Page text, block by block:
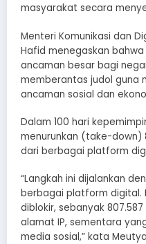
masyarakat secara
Menteri Komunikasi dan
Hafid menegaskan
ancaman besar bagi
memberantas judol guna
ancaman sosial dan
Dalam 100 hari
menurunkan (take-down)
dari berbagai platform
“Langkah ini dijalankan
berbagai platform digital.
diblokir, sebanyak
alamat IP, sementara
media sosial,” kata